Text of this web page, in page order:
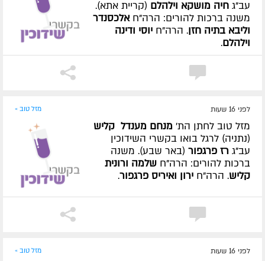
עב"ג חיה מושקא וילהלם (קריית אתא).
משנה ברכות להורים: הרה"חאלכסנדר
וליבא בתיה חזן. הרה"ח יוסי ודינה
וילהלם.
לפני 16 שעות מזל טוב »
מזל טוב לחתן הת' מנחם מענדל קליש
(נתניה) לרגל בואו בקשרי השידוכין
עב"ג רז פרגפור (באר שבע). משנה
ברכות להורים: הרה"ח שלמה ורונית
קליש. הרה"ח ירון ואיריס פרגפור.
לפני 16 שעות מזל טוב »